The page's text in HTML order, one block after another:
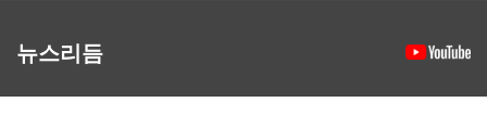
뉴스리듬